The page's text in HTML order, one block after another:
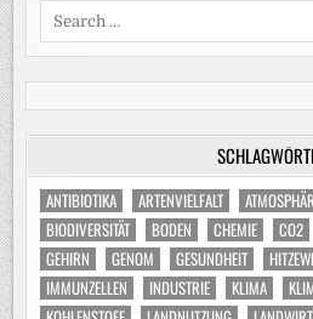
Search
ANTIBIOTIKA ARTENVIELFALT
BIODIVERSITÄT
BODEN CHEMIE CO2
GEHIRN
GENOM GESUNDHEIT
IMMUNZELLEN
INDUSTRIE KLIMA